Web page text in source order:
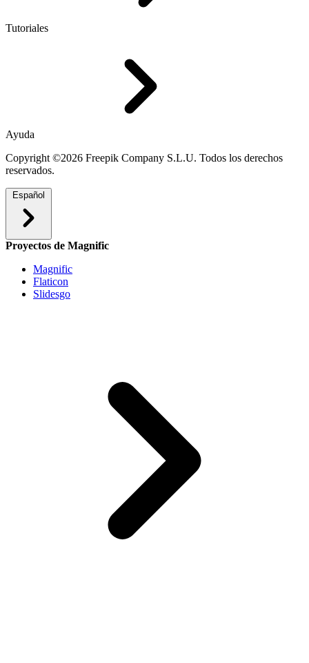
Tutoriales
Ayuda
Copyright ©2026 Freepik Company S.L.U. Todos los derechos
reservados.
Español
Proyectos de Magnific
Magnific
Flaticon
Slidesgo